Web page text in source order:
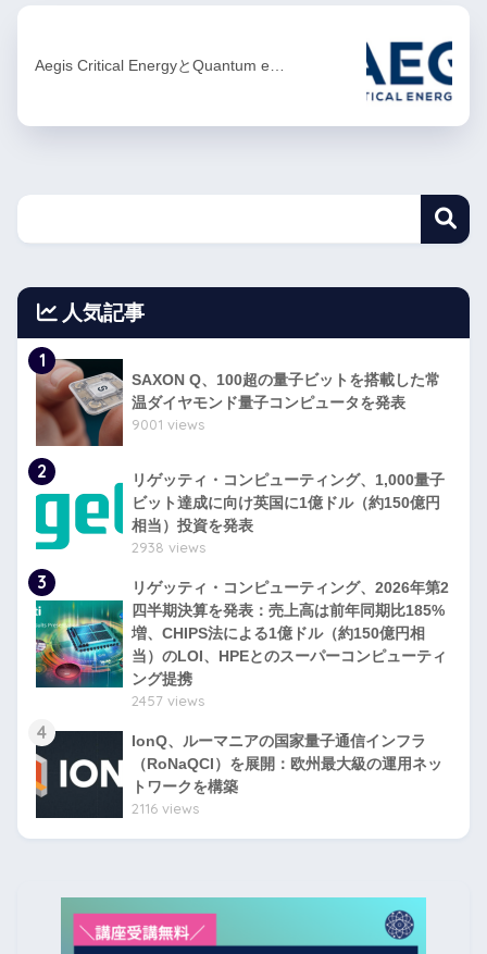
Aegis Critical EnergyとQuantum e…
人気記事
1
SAXON Q、100超の量子ビットを搭載した常
温ダイヤモンド量子コンピュータを発表
9001 views
2
リゲッティ・コンピューティング、1,000量子
ビット達成に向け英国に1億ドル（約150億円
相当）投資を発表
2938 views
3
リゲッティ・コンピューティング、2026年第2
四半期決算を発表：売上高は前年同期比185%
増、CHIPS法による1億ドル（約150億円相
当）のLOI、HPEとのスーパーコンピューティ
ング提携
2457 views
4
IonQ、ルーマニアの国家量子通信インフラ
（RoNaQCI）を展開：欧州最大級の運用ネッ
トワークを構築
2116 views